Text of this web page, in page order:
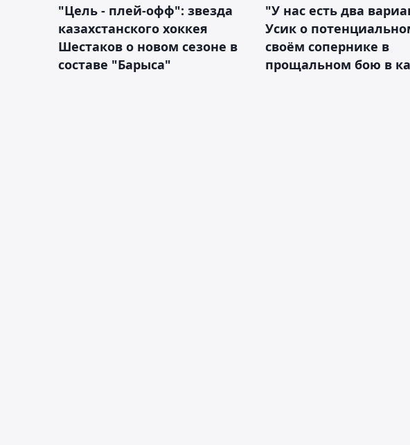
"Цель - плей-офф": звезда
казахстанского хоккея
Шестаков о новом сезоне в
составе "Барыса"
"У нас есть два
Усик о
своём сопернике в
прощальном бою в